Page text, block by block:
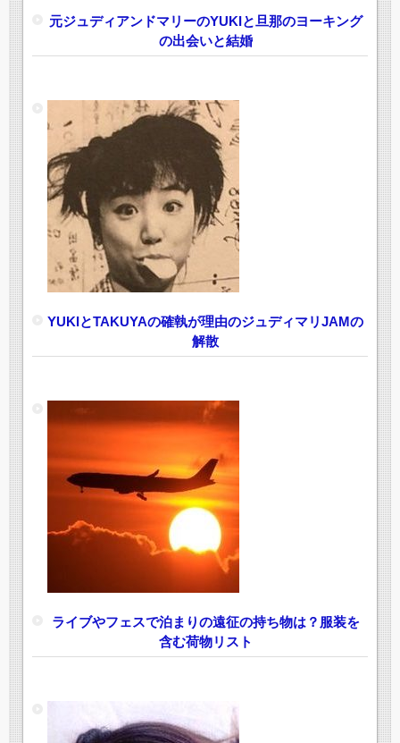
元ジュディアンドマリーのYUKIと旦那のヨーキング
の出会いと結婚
YUKIとTAKUYAの確執が理由のジュディマリJAMの
解散
ライブやフェスで泊まりの遠征の持ち物は？服装を
含む荷物リスト